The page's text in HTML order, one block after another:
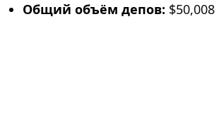
Общий объём депов: $50,008